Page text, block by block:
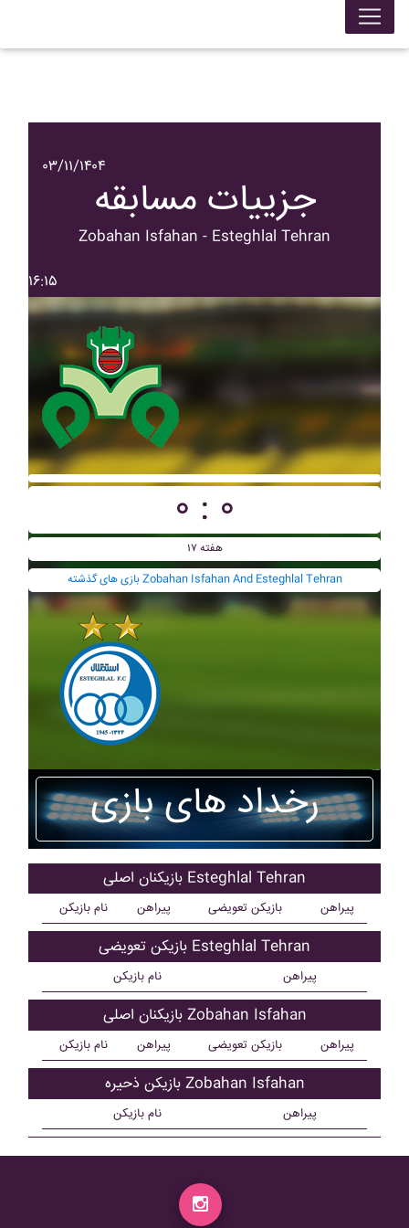
۰۳/۱۱/۱۴۰۴
جزییات مسابقه
Zobahan Isfahan - Esteghlal Tehran
۱۶:۱۵
۰ : ۰
هفته ۱۷
بازی های گذشته Zobahan Isfahan And Esteghlal Tehran
رخداد های بازی
بازیکنان اصلی Esteghlal Tehran
نام بازیکن پیراهن بازیکن تعویضی پیراهن
بازیکن تعویضی Esteghlal Tehran
نام بازیکن پیراهن
بازیکنان اصلی Zobahan Isfahan
نام بازیکن پیراهن بازیکن تعویضی پیراهن
بازیکن ذحیره Zobahan Isfahan
نام بازیکن پیراهن